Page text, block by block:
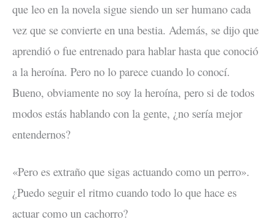
que leo en la novela sigue siendo un ser humano cada
vez que se convierte en una bestia. Además, se dijo que
aprendió o fue entrenado para hablar hasta que conoció
a la heroína. Pero no lo parece cuando lo conocí.
Bueno, obviamente no soy la heroína, pero si de todos
modos estás hablando con la gente, ¿no sería mejor
entendernos?
«Pero es extraño que sigas actuando como un perro».
¿Puedo seguir el ritmo cuando todo lo que hace es
actuar como un cachorro?